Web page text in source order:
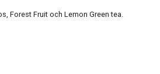
Forest Fruit och Lemon Green tea.